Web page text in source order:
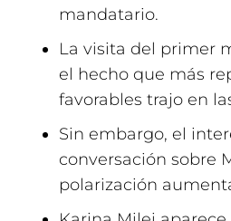
mandatario.
La visita del primer
el hecho que más
favorables trajo en
Sin embargo, el
conversación sobre
polarización